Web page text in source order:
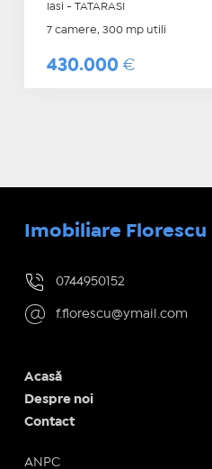
Iasi - TATARASI
7 camere, 300 mp utili
430.000 €
Imobiliare Florescu
0744950152
f.florescu@ymail.com
Acasă
Despre noi
Contact
ANPC